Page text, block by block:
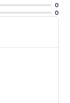
0
0